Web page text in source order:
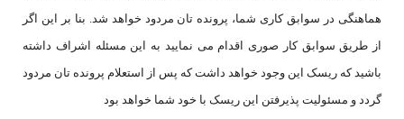
هماهنگی در سوابق کاری شما، پرونده تان مردود خواهد شد. بنا بر این اگر
از طریق سوابق کار صوری اقدام می نمایید به این مسئله اشراف داشته
باشید که ریسک این وجود خواهد داشت که پس از استعلام پرونده تان مردود
گردد و مسئولیت پذیرفتن این ریسک با خود شما خواهد بود